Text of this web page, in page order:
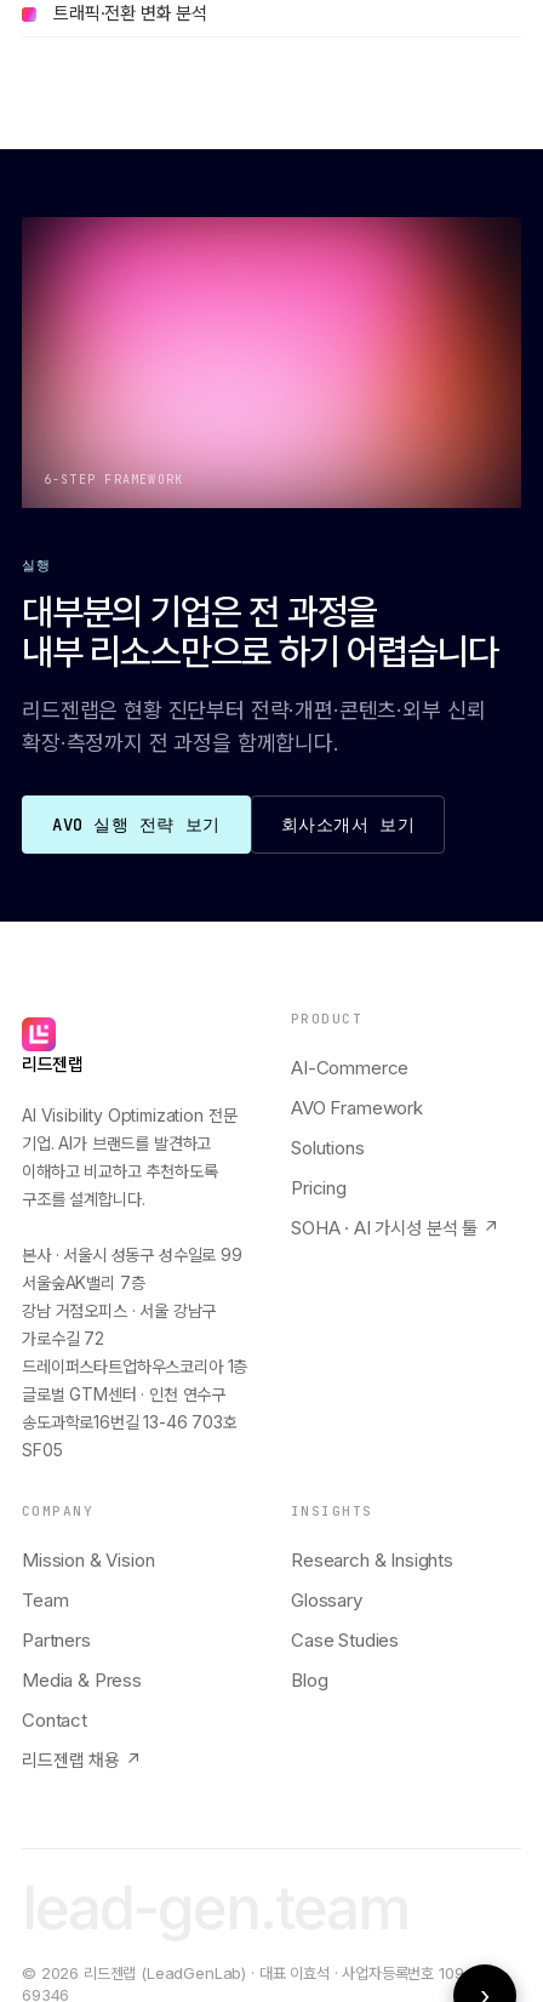
트래픽·전환 변화 분석
실행
대부분의 기업은 전 과정을
내부 리소스만으로 하기 어렵습니다
리드젠랩은 현황 진단부터 전략·개편·콘텐츠·외부 신뢰
확장·측정까지 전 과정을 함께합니다.
AVO 실행 전략 보기 회사소개서 보기
6-STEP FRAMEWORK
리드젠랩
AI Visibility Optimization 전문
기업. AI가 브랜드를 발견하고
이해하고 비교하고 추천하도록
구조를 설계합니다.
본사 · 서울시 성동구 성수일로 99
서울숲AK밸리 7층
강남 거점오피스 · 서울 강남구
가로수길 72
드레이퍼스타트업하우스코리아 1층
글로벌 GTM센터 · 인천 연수구
송도과학로16번길 13-46 703호
SF05
PRODUCT
AI-Commerce
AVO Framework
Solutions
Pricing
SOHA · AI 가시성 분석 툴 ↗
COMPANY
Mission & Vision
Team
Partners
Media & Press
Contact
리드젠랩 채용 ↗
INSIGHTS
Research & Insights
Glossary
Case Studies
Blog
© 2026 리드젠랩 (LeadGenLab) · 대표 이효석 · 사업자등록번호 109-19-
69346
›